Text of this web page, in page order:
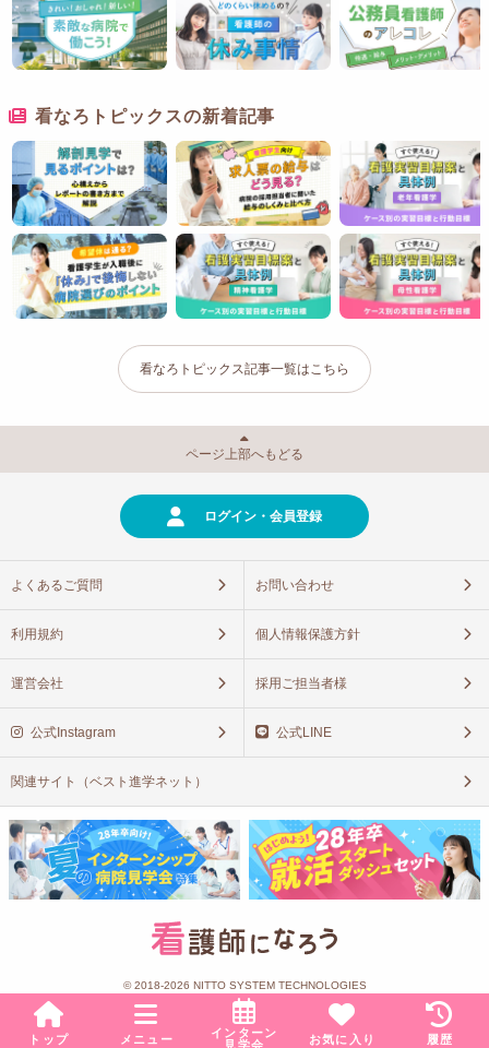
トップ メニュー
インターン
見学会
お気に入り 履歴
看なろトピックスの新着記事
看なろトピックス記事一覧はこちら
ページ上部へもどる
ログイン・会員登録
よくあるご質問 お問い合わせ
利用規約 個人情報保護方針
運営会社 採用ご担当者様
公式Instagram 公式LINE
関連サイト（ベスト進学ネット）
© 2018-2026 NITTO SYSTEM TECHNOLOGIES